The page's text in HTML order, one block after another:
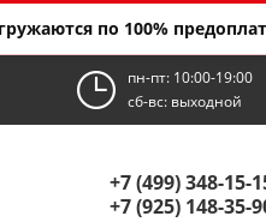
по 100%
пн-пт: 10:00-19:00
сб-вс: выходной
+7 (499) 348-15-
+7 (925) 148-35-